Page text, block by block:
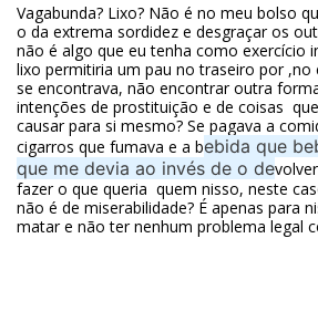
Vagabunda? Lixo? Não é no meu bolso
o da extrema sordidez e desgraçar os
não é algo que eu tenha como exercício
lixo permitiria um pau no traseiro por ,no
se encontrava, não encontrar outra
intenções de prostituição e de coisas
causar para si mesmo? Se pagava a
cigarros que fumava e a bebida que
que me devia ao invés de o de
fazer o que queria quem nisso, neste
não é de miserabilidade? É apenas para
matar e não ter nenhum problema legal